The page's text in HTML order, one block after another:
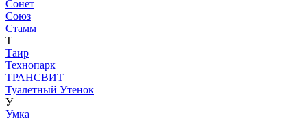
Сонет
Союз
Стамм
Т
Таир
Технопарк
ТРАНСВИТ
Туалетный Утенок
У
Умка